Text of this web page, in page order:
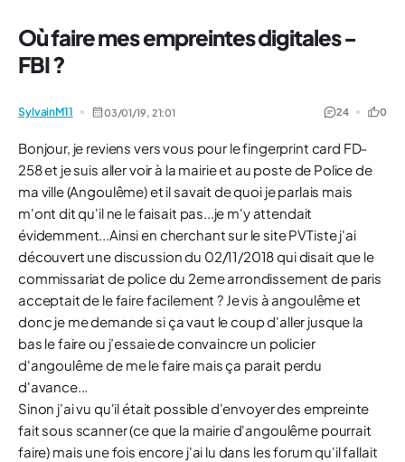
Où faire mes empreintes digitales -
FBI ?
SylvainM11 03/01/19, 21:01 24 0
Bonjour, je reviens vers vous pour le fingerprint card FD-
258 et je suis aller voir à la mairie et au poste de Police de
ma ville (Angoulême) et il savait de quoi je parlais mais
m'ont dit qu'il ne le faisait pas...je m'y attendait
évidemment...Ainsi en cherchant sur le site PVTiste j'ai
découvert une discussion du 02/11/2018 qui disait que le
commissariat de police du 2eme arrondissement de paris
acceptait de le faire facilement ? Je vis à angoulême et
donc je me demande si ça vaut le coup d'aller jusque la
bas le faire ou j’essaie de convaincre un policier
d'angoulême de me le faire mais ça parait perdu
d'avance...
Sinon j'ai vu qu'il était possible d'envoyer des empreinte
fait sous scanner (ce que la mairie d'angoulême pourrait
faire) mais une fois encore j'ai lu dans les forum qu'il fallait